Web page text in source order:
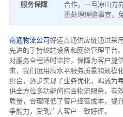
服务保障
合作，一旦凉山方
责处理理赔事宜，
南通物流公司好运吉通供应链通过采
先进的手持终端设备和网络管理平台
对服务全程适时监控，保障为客户提
来，我们运用高水平服务质量和规模
组合，逐步实现了业务优化，竭诚为
供全方位多功能的综合物流服务，有
质量，合理降低了客户经营成本，提
争能力，受到广大客户一致好评。